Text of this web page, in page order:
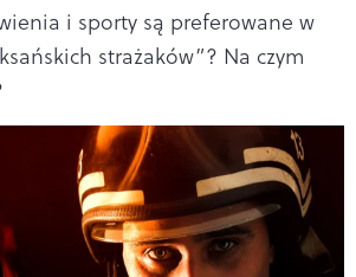
i sporty są preferowane w
strażaków”? Na czym